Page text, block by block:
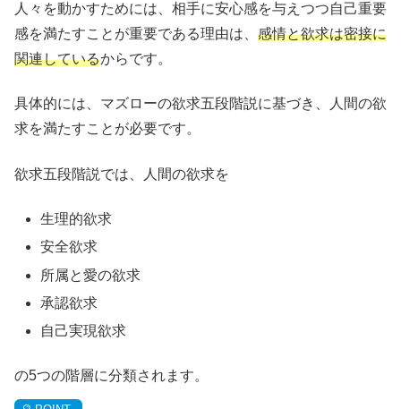
人々を動かすためには、相手に安心感を与えつつ自己重要
感を満たすことが重要である理由は、 感情と欲求は密接に
関連しているからです。
具体的には、マズローの欲求五段階説に基づき、人間の欲
求を満たすことが必要です。
欲求五段階説では、人間の欲求を
生理的欲求
安全欲求
所属と愛の欲求
承認欲求
自己実現欲求
の5つの階層に分類されます。